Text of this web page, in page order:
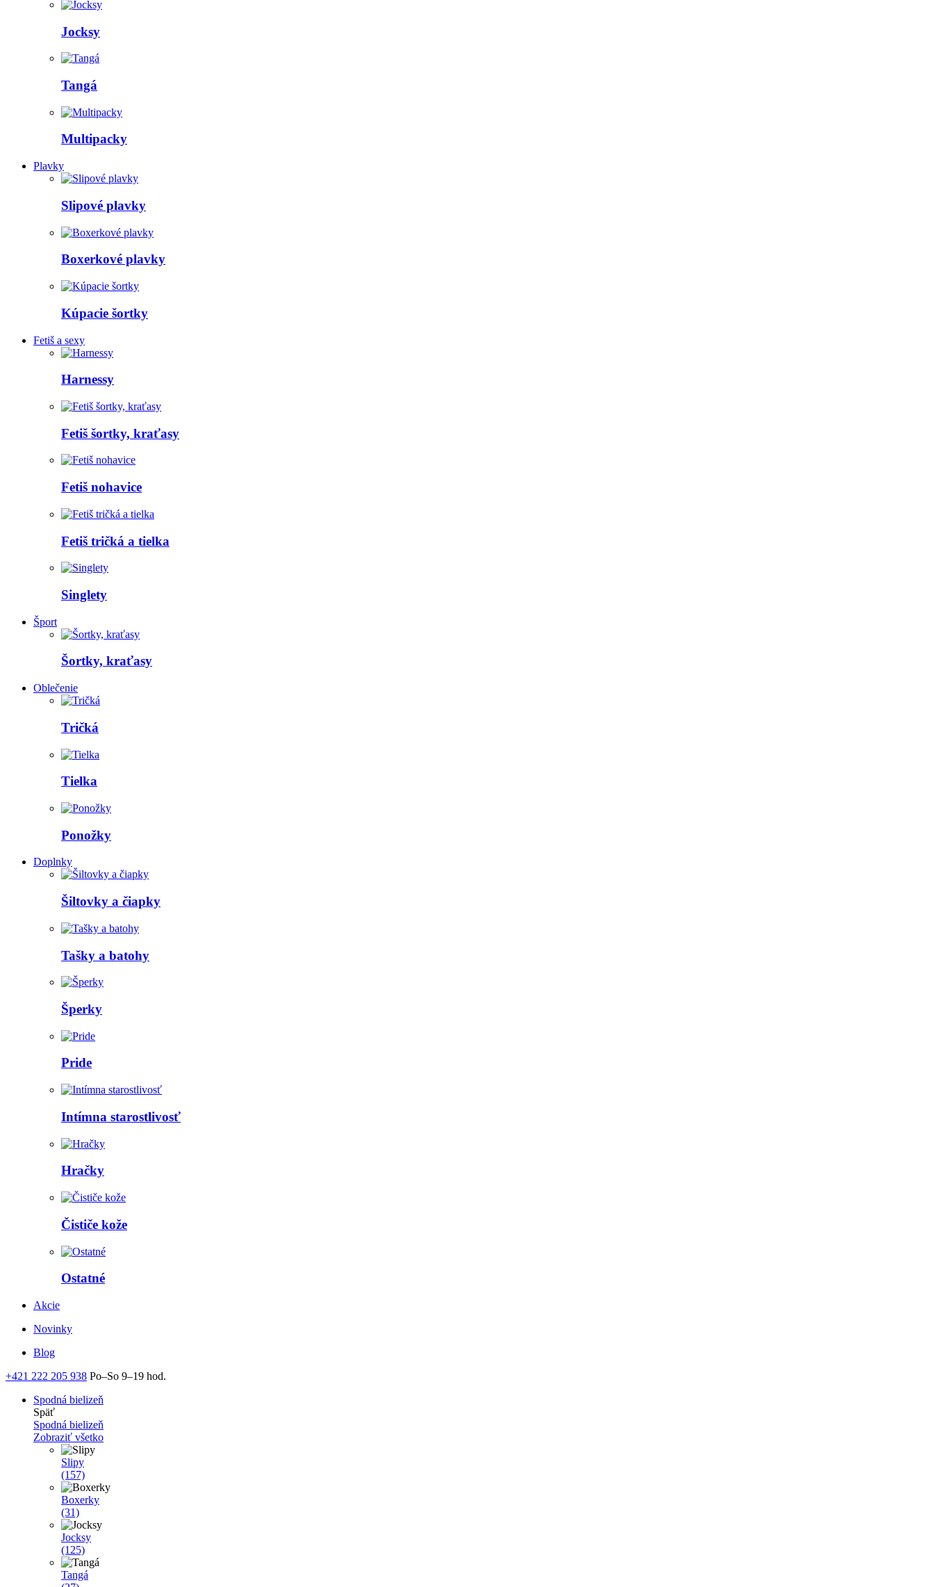
Jocksy
Tangá
Multipacky
Plavky
Slipové plavky
Boxerkové plavky
Kúpacie šortky
Fetiš a sexy
Harnessy
Fetiš šortky, kraťasy
Fetiš nohavice
Fetiš tričká a tielka
Singlety
Šport
Šortky, kraťasy
Oblečenie
Tričká
Tielka
Ponožky
Doplnky
Šiltovky a čiapky
Tašky a batohy
Šperky
Pride
Intímna starostlivosť
Hračky
Čističe kože
Ostatné
Akcie
Novinky
Blog
+421 222 205 938 Po–So 9–19 hod.
Spodná bielizeň
Späť
Spodná bielizeň
Zobraziť všetko
Slipy
(157)
Boxerky
(31)
Jocksy
(125)
Tangá